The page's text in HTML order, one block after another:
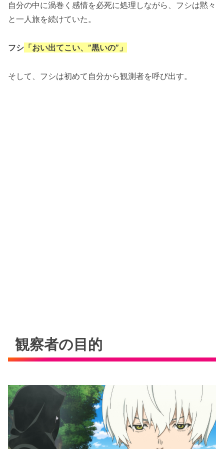
自分の中に渦巻く感情を必死に処理しながら、フシは黙々
と一人旅を続けていた。
フシ 「おい出てこい、”黒いの”」
そして、フシは初めて自分から観測者を呼び出す。
観察者の目的